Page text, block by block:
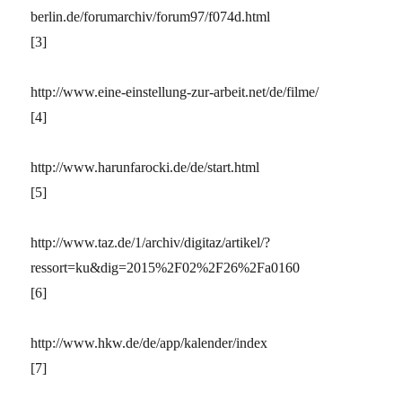
berlin.de/forumarchiv/forum97/f074d.html
[3]
http://www.eine-einstellung-zur-arbeit.net/de/filme/
[4]
http://www.harunfarocki.de/de/start.html
[5]
http://www.taz.de/1/archiv/digitaz/artikel/?
ressort=ku&dig=2015%2F02%2F26%2Fa0160
[6]
http://www.hkw.de/de/app/kalender/index
[7]